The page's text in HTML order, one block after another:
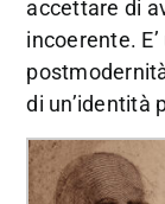
accettare di
incoerente.
di un’identità